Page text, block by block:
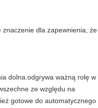
dla zapewnienia, że
dolna.odgrywa ważną rolę
ze względu na
gotowe do automatycznego